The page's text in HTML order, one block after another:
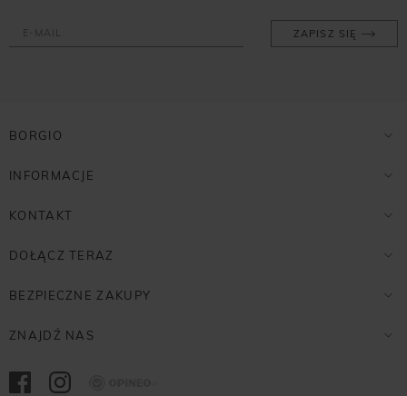
ZAPISZ SIĘ
BORGIO
INFORMACJE
KONTAKT
DOŁĄCZ TERAZ
BEZPIECZNE ZAKUPY
ZNAJDŹ NAS